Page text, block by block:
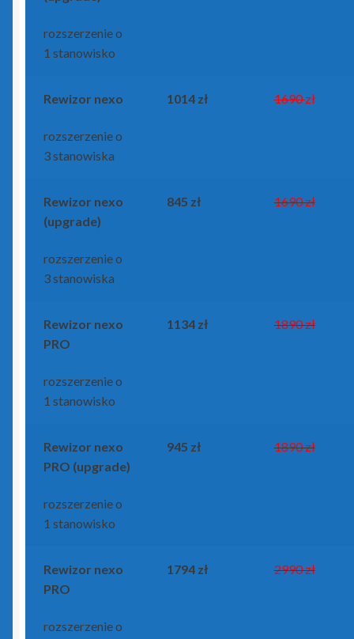
rozszerzenie o
1 stanowisko
Rewizor nexo
rozszerzenie o
3 stanowiska
1014 zł 1690zł
Rewizor nexo
(upgrade)
rozszerzenie o
3 stanowiska
845 zł 1690 zł
Rewizor nexo
PRO
rozszerzenie o
1 stanowisko
1134 zł 1890 zł
Rewizor nexo
PRO (upgrade)
rozszerzenie o
1 stanowisko
945 zł 1890 zł
Rewizor nexo
PRO
rozszerzenie o
1794 zł 2990 zł